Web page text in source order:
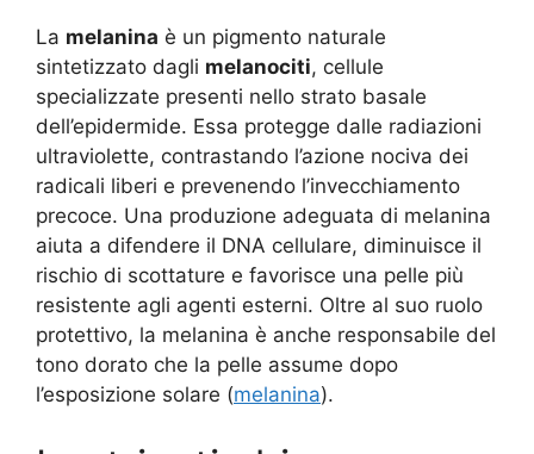
La melanina è un pigmento naturale
sintetizzato dagli melanociti, cellule
specializzate presenti nello strato basale
dell’epidermide. Essa protegge dalle radiazioni
ultraviolette, contrastando l’azione nociva dei
radicali liberi e prevenendo l’invecchiamento
precoce. Una produzione adeguata di melanina
aiuta a difendere il DNA cellulare, diminuisce il
rischio di scottature e favorisce una pelle più
resistente agli agenti esterni. Oltre al suo ruolo
protettivo, la melanina è anche responsabile del
tono dorato che la pelle assume dopo
l’esposizione solare (melanina).